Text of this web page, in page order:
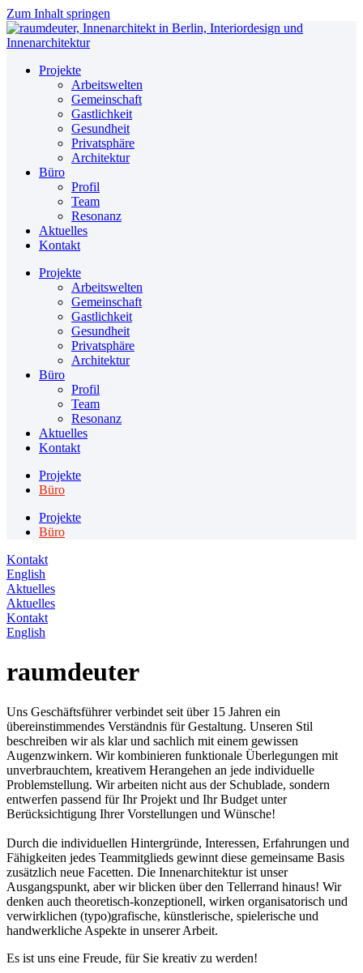
Zum Inhalt springen
Projekte
Arbeitswelten
Gemeinschaft
Gastlichkeit
Gesundheit
Privatsphäre
Architektur
Büro
Profil
Team
Resonanz
Aktuelles
Kontakt
Projekte
Arbeitswelten
Gemeinschaft
Gastlichkeit
Gesundheit
Privatsphäre
Architektur
Büro
Profil
Team
Resonanz
Aktuelles
Kontakt
Projekte
Büro
Projekte
Büro
Kontakt
English
Aktuelles
Aktuelles
Kontakt
English
raumdeuter
Uns Geschäftsführer verbindet seit über 15 Jahren ein
übereinstimmendes Verständnis für Gestaltung. Unseren Stil
beschreiben wir als klar und sachlich mit einem gewissen
Augenzwinkern. Wir kombinieren funktionale Überlegungen mit
unverbrauchtem, kreativem Herangehen an jede individuelle
Problemstellung. Wir arbeiten nicht aus der Schublade, sondern
entwerfen passend für Ihr Projekt und Ihr Budget unter
Berücksichtigung Ihrer Vorstellungen und Wünsche!
Durch die individuellen Hintergründe, Interessen, Erfahrungen und
Fähigkeiten jedes Teammitglieds gewinnt diese gemeinsame Basis
zusätzlich neue Facetten. Die Innenarchitektur ist unser
Ausgangspunkt, aber wir blicken über den Tellerrand hinaus! Wir
denken auch theoretisch-konzeptionell, wirken organisatorisch und
verwirklichen (typo)grafische, künstlerische, spielerische und
handwerkliche Aspekte in unserer Arbeit.
Es ist uns eine Freude, für Sie kreativ zu werden!